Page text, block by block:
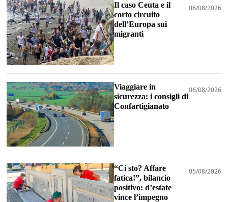
Il caso Ceuta e il
corto circuito
dell’Europa sui
migranti
06/08/2026
Viaggiare in
sicurezza: i consigli di
Confartigianato
06/08/2026
“Ci sto? Affare
fatica!”, bilancio
positivo: d’estate
vince l’impegno
05/08/2026